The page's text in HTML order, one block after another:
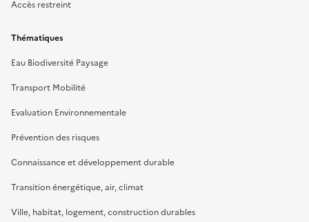
Accès restreint
Thématiques
Eau Biodiversité Paysage
Transport Mobilité
Evaluation Environnementale
Prévention des risques
Connaissance et développement durable
Transition énergétique, air, climat
Ville, habitat, logement, construction durables